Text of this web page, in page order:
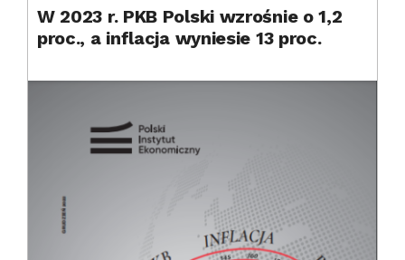
W 2023 r. PKB Polski wzrośnie o 1,2
proc., a inflacja wyniesie 13 proc.